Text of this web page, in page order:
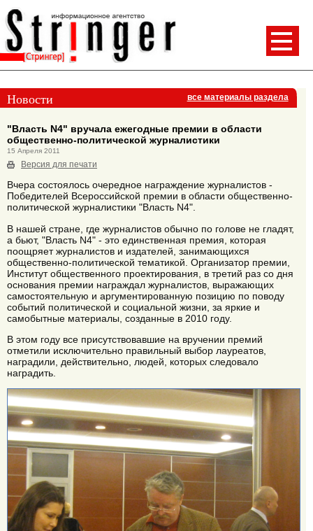
Новости все материалы раздела
"Власть N4" вручала ежегодные премии в области
общественно-политической журналистики
15 Апреля 2011
Версия для печати
Вчера состоялось очередное награждение журналистов -
Победителей Всероссийской премии в области общественно-
политической журналистики "Власть N4".
В нашей стране, где журналистов обычно по голове не гладят,
а бьют, "Власть N4" - это единственная премия, которая
поощряет журналистов и издателей, занимающихся
общественно-политической тематикой. Организатор премии,
Институт общественного проектирования, в третий раз со дня
основания премии награждал журналистов, выражающих
самостоятельную и аргументированную позицию по поводу
событий политической и социальной жизни, за яркие и
самобытные материалы, созданные в 2010 году.
В этом году все присутствовавшие на вручении премий
отметили исключительно правильный выбор лауреатов,
наградили, действительно, людей, которых следовало
наградить.